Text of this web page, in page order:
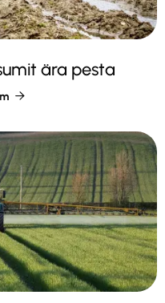
ära pesta
